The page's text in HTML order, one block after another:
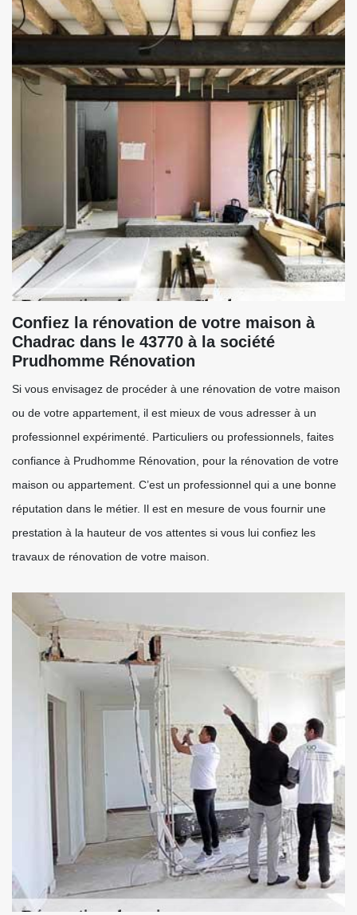
Confiez la rénovation de votre maison à
Chadrac dans le 43770 à la société
Prudhomme Rénovation
Si vous envisagez de procéder à une rénovation de votre maison
ou de votre appartement, il est mieux de vous adresser à un
professionnel expérimenté. Particuliers ou professionnels, faites
confiance à Prudhomme Rénovation, pour la rénovation de votre
maison ou appartement. C’est un professionnel qui a une bonne
réputation dans le métier. Il est en mesure de vous fournir une
prestation à la hauteur de vos attentes si vous lui confiez les
travaux de rénovation de votre maison.